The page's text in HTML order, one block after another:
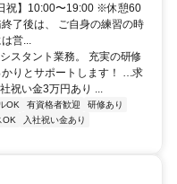
祝】10:00〜19:00 ※休憩60
了後は、 ご自身の練習の時
営...
スタント業務。 充実の研修
りとサポートします！ …求
い金3万円あり ...
OK 有資格者歓迎
研修あり
OK
入社祝い金あり